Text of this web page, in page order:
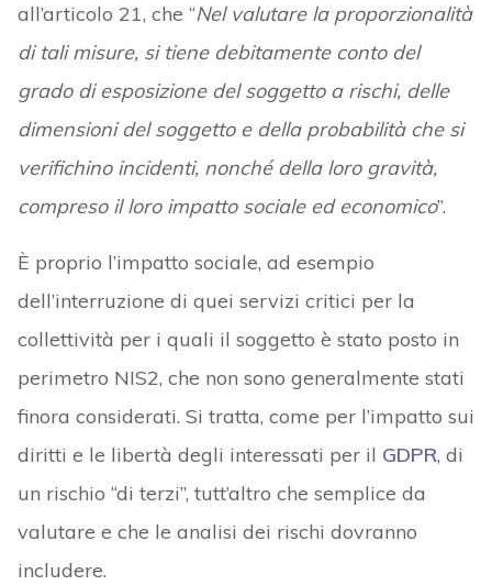
all’articolo 21, che “Nel valutare la proporzionalità
di tali misure, si tiene debitamente conto del
grado di esposizione del soggetto a rischi, delle
dimensioni del soggetto e della probabilità che si
verifichino incidenti, nonché della loro gravità,
compreso il loro impatto sociale ed economico”.
È proprio l’impatto sociale, ad esempio
dell’interruzione di quei servizi critici per la
collettività per i quali il soggetto è stato posto in
perimetro NIS2, che non sono generalmente stati
finora considerati. Si tratta, come per l’impatto sui
diritti e le libertà degli interessati per il GDPR, di
un rischio “di terzi”, tutt’altro che semplice da
valutare e che le analisi dei rischi dovranno
includere.